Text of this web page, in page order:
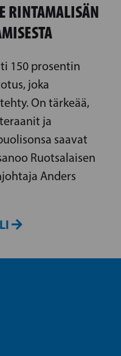
RINTAMALISÄN
150 prosentin
joka
On tärkeää,
ja
saavat
Ruotsalaisen
Anders